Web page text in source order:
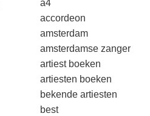
a4
accordeon
amsterdam
amsterdamse zanger
artiest boeken
artiesten boeken
bekende artiesten
best